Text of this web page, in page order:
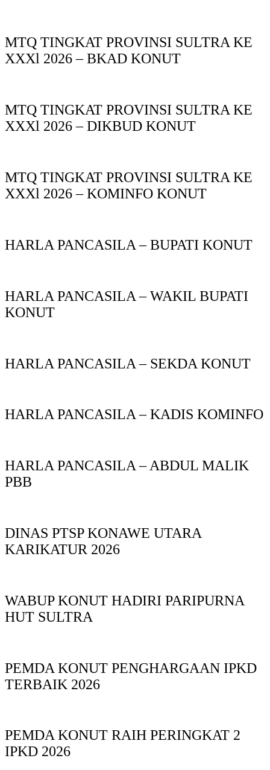
MTQ TINGKAT PROVINSI SULTRA KE
XXXl 2026 – BKAD KONUT
MTQ TINGKAT PROVINSI SULTRA KE
XXXl 2026 – DIKBUD KONUT
MTQ TINGKAT PROVINSI SULTRA KE
XXXl 2026 – KOMINFO KONUT
HARLA PANCASILA – BUPATI KONUT
HARLA PANCASILA – WAKIL BUPATI
KONUT
HARLA PANCASILA – SEKDA KONUT
HARLA PANCASILA – KADIS KOMINFO
HARLA PANCASILA – ABDUL MALIK
PBB
DINAS PTSP KONAWE UTARA
KARIKATUR 2026
WABUP KONUT HADIRI PARIPURNA
HUT SULTRA
PEMDA KONUT PENGHARGAAN IPKD
TERBAIK 2026
PEMDA KONUT RAIH PERINGKAT 2
IPKD 2026